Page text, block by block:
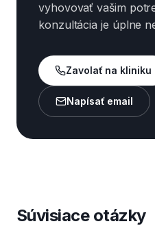
vyhovovať vašim
konzultácia je úplne
Zavolať na kliniku
Napísať email
Súvisiace otázky